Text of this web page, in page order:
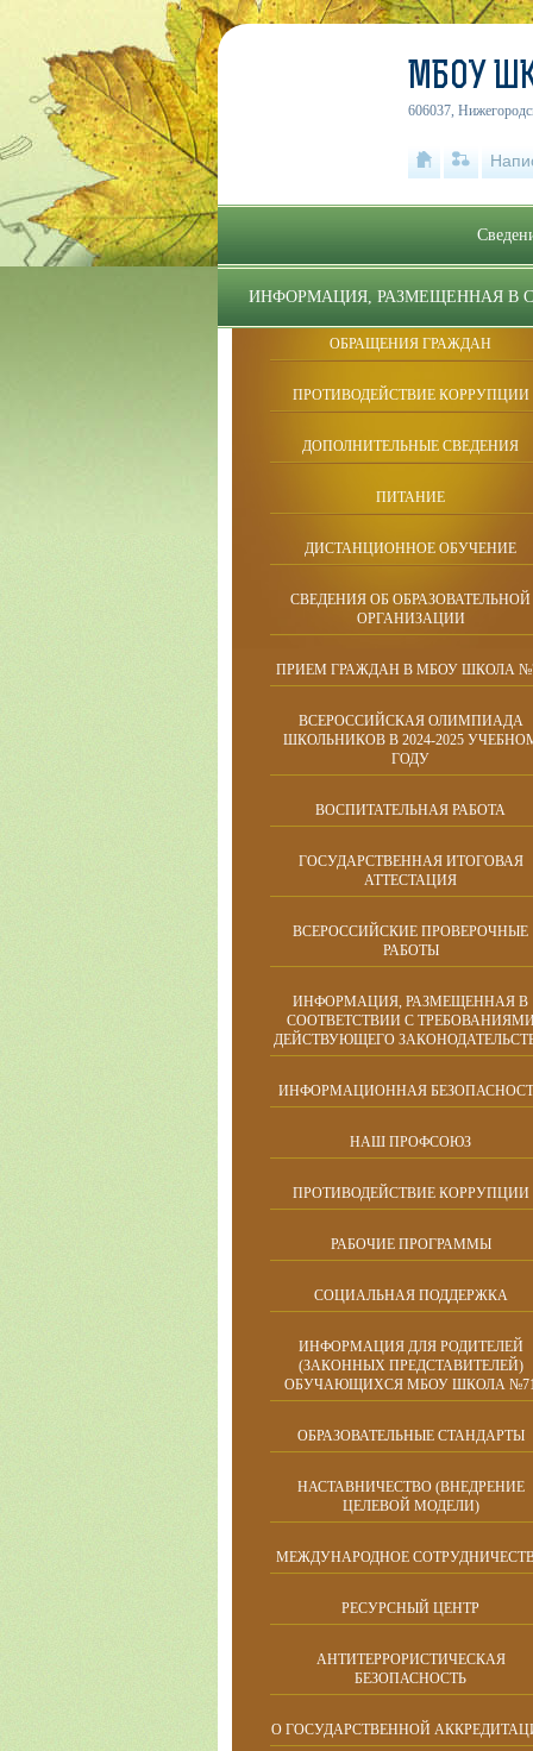
ОБРАЩЕНИЯ ГРАЖДАН
ПРОТИВОДЕЙСТВИЕ КОРРУПЦИИ
ДОПОЛНИТЕЛЬНЫЕ СВЕДЕНИЯ
ПИТАНИЕ
ДИСТАНЦИОННОЕ ОБУЧЕНИЕ
СВЕДЕНИЯ ОБ ОБРАЗОВАТЕЛЬНОЙ
ОРГАНИЗАЦИИ
ПРИЕМ ГРАЖДАН В МБОУ ШКОЛА
ВСЕРОССИЙСКАЯ ОЛИМПИАДА
ШКОЛЬНИКОВ В 2024-2025
ГОДУ
ВОСПИТАТЕЛЬНАЯ РАБОТА
ГОСУДАРСТВЕННАЯ ИТОГОВАЯ
АТТЕСТАЦИЯ
ВСЕРОССИЙСКИЕ ПРОВЕРОЧНЫЕ
РАБОТЫ
ИНФОРМАЦИЯ, РАЗМЕЩЕННАЯ В
СООТВЕТСТВИИ С ТРЕБОВАНИЯМИ
ДЕЙСТВУЮЩЕГО
ИНФОРМАЦИОННАЯ
НАШ ПРОФСОЮЗ
ПРОТИВОДЕЙСТВИЕ КОРРУПЦИИ
РАБОЧИЕ ПРОГРАММЫ
СОЦИАЛЬНАЯ ПОДДЕРЖКА
ИНФОРМАЦИЯ ДЛЯ РОДИТЕЛЕЙ
(ЗАКОННЫХ ПРЕДСТАВИТЕЛЕЙ)
ОБУЧАЮЩИХСЯ МБОУ ШКОЛА
ОБРАЗОВАТЕЛЬНЫЕ СТАНДАРТЫ
НАСТАВНИЧЕСТВО (ВНЕДРЕНИЕ
ЦЕЛЕВОЙ МОДЕЛИ)
МЕЖДУНАРОДНОЕ
РЕСУРСНЫЙ ЦЕНТР
АНТИТЕРРОРИСТИЧЕСКАЯ
БЕЗОПАСНОСТЬ
О ГОСУДАРСТВЕННОЙ
МБОУ
606037,
ИНФОРМАЦИЯ, РАЗМЕЩЕННАЯ В